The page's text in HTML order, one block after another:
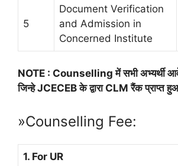
5
Document Verification
and Admission in
Concerned Institute
NOTE : Counselling में सभी अभ्यर्थी
जिन्हे JCECEB के द्वारा CLM रैंक प्राप्त
»Counselling Fee:
1. For UR